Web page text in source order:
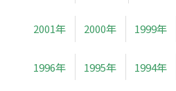
2001年 2000年 1999年
1996年 1995年 1994年